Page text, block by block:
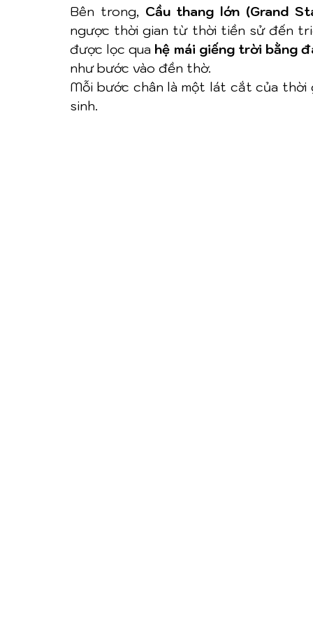
Bên trong, Cầu thang lớn (Grand
ngược thời gian từ thời tiền sử đến
được lọc qua hệ mái giếng trời bằng
như bước vào đền thờ.
Mỗi bước chân là một lát cắt của
sinh.